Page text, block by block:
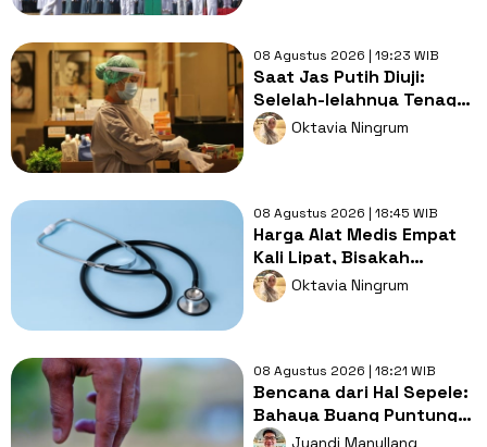
08 Agustus 2026 | 19:23 WIB
Saat Jas Putih Diuji:
Selelah-lelahnya Tenaga
Kesehatan, Tetap Lebih
Melelahkan Jadi Pasien
Oktavia Ningrum
08 Agustus 2026 | 18:45 WIB
Harga Alat Medis Empat
Kali Lipat, Bisakah
Layanan Kesehatan
Tetap Murah?
Oktavia Ningrum
08 Agustus 2026 | 18:21 WIB
Bencana dari Hal Sepele:
Bahaya Buang Puntung
Rokok Sembarangan di
Juandi Manullang